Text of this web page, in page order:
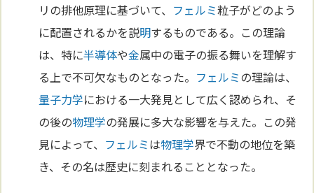
リの排他原理に基づいて、 フェルミ粒子がどのよう
に配置されるかを説明するものである。この理論
は、特に半導体や金属中の電子の振る舞いを理解す
る上で不可欠なものとなった。 フェルミの理論は、
量子力学における一大発見として広く認められ、そ
の後の物理学の発展に多大な影響を与えた。この発
見によって、 フェルミは物理学界で不動の地位を築
き、その名は歴史に刻まれることとなった。